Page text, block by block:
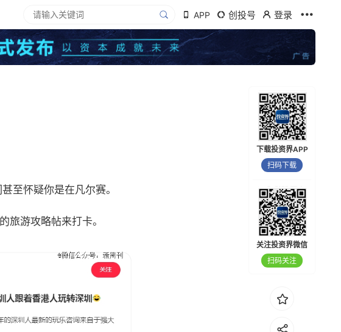
APP 创投号 登录
至怀疑你是在凡尔赛。
旅游攻略帖来打卡。
下载投资界APP
扫码下载
关注投资界微信
扫码关注